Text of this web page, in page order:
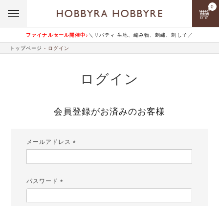
ファイナルセール開催中♪ ＼リバティ 生地、編み物、刺繍、刺し子／
0
トップページ ログイン
ログイン
会員登録がお済みのお客様
メールアドレス
パスワード